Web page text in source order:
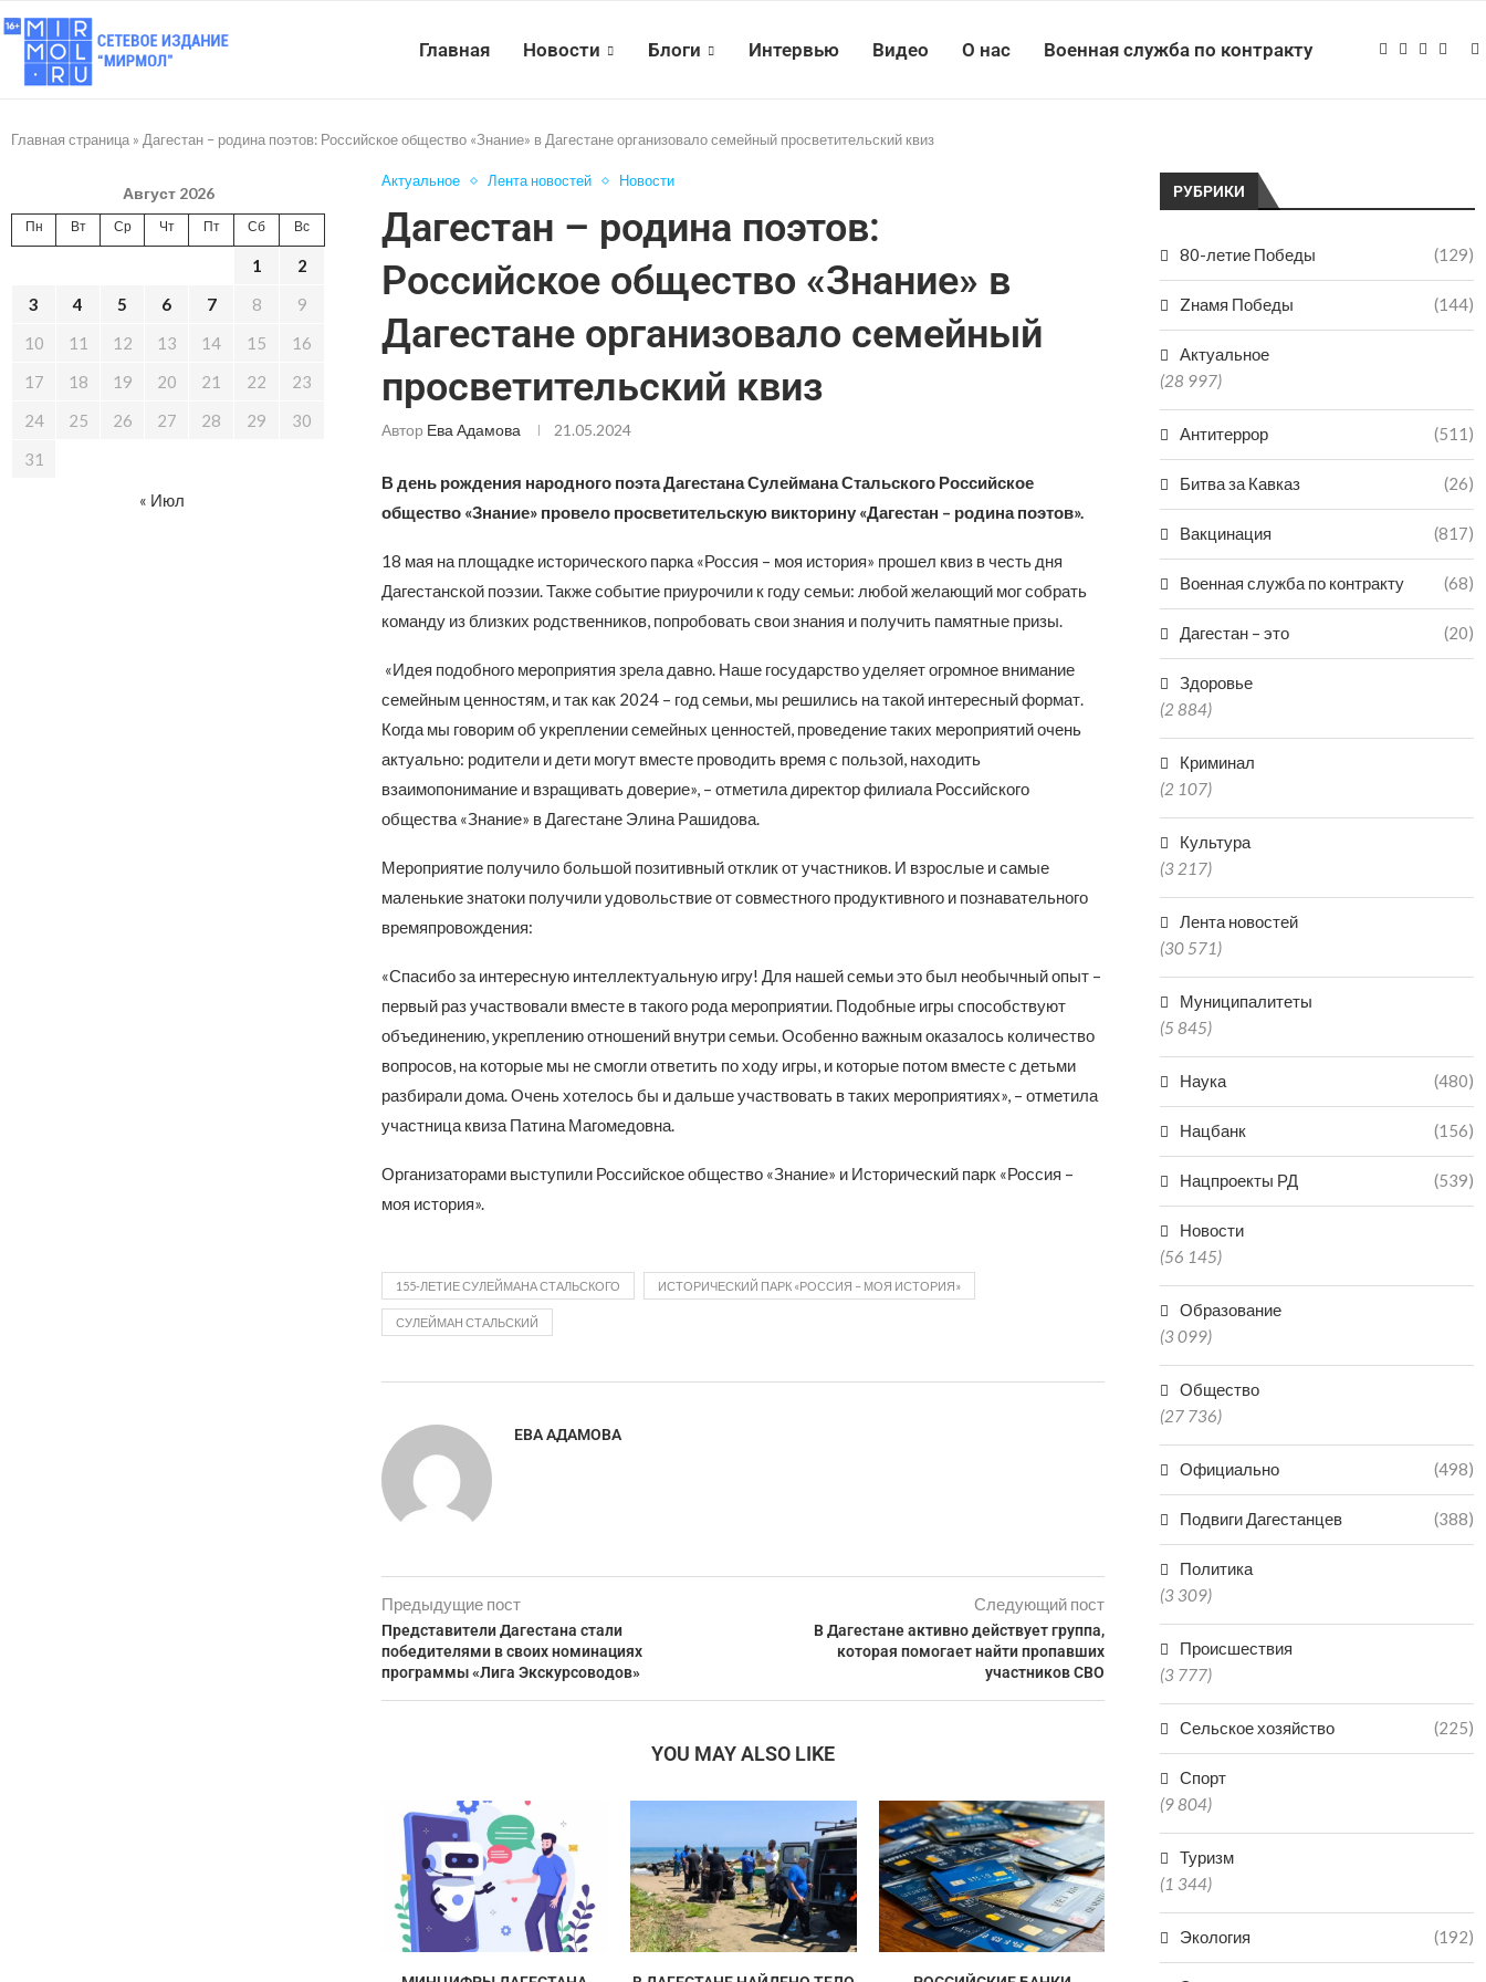
Главная Новости Блоги Интервью Видео О нас Военная служба по контракту
Главная страница » Дагестан – родина поэтов: Российское общество «Знание» в Дагестане организовало семейный просветительский квиз
Актуальное Лента новостей Новости
Дагестан – родина поэтов:
Российское общество «Знание» в
Дагестане организовало семейный
просветительский квиз
Автор Ева Адамова 21.05.2024
В день рождения народного поэта Дагестана Сулеймана Стальского Российское
общество «Знание» провело просветительскую викторину «Дагестан – родина поэтов».
18 мая на площадке исторического парка «Россия – моя история» прошел квиз в честь дня
Дагестанской поэзии. Также событие приурочили к году семьи: любой желающий мог собрать
команду из близких родственников, попробовать свои знания и получить памятные призы.
«Идея подобного мероприятия зрела давно. Наше государство уделяет огромное внимание
семейным ценностям, и так как 2024 – год семьи, мы решились на такой интересный формат.
Когда мы говорим об укреплении семейных ценностей, проведение таких мероприятий очень
актуально: родители и дети могут вместе проводить время с пользой, находить
взаимопонимание и взращивать доверие», – отметила директор филиала Российского
общества «Знание» в Дагестане Элина Рашидова.
Мероприятие получило большой позитивный отклик от участников. И взрослые и самые
маленькие знатоки получили удовольствие от совместного продуктивного и познавательного
времяпровождения:
«Спасибо за интересную интеллектуальную игру! Для нашей семьи это был необычный опыт –
первый раз участвовали вместе в такого рода мероприятии. Подобные игры способствуют
объединению, укреплению отношений внутри семьи. Особенно важным оказалось количество
вопросов, на которые мы не смогли ответить по ходу игры, и которые потом вместе с детьми
разбирали дома. Очень хотелось бы и дальше участвовать в таких мероприятиях», – отметила
участница квиза Патина Магомедовна.
Организаторами выступили Российское общество «Знание» и Исторический парк «Россия –
моя история».
155-ЛЕТИЕ СУЛЕЙМАНА СТАЛЬСКОГО ИСТОРИЧЕСКИЙ ПАРК «РОССИЯ – МОЯ ИСТОРИЯ»
СУЛЕЙМАН СТАЛЬСКИЙ
ЕВА АДАМОВА
Предыдущие пост
Представители Дагестана стали
победителями в своих номинациях
программы «Лига Экскурсоводов»
Следующий пост
В Дагестане активно действует группа,
которая помогает найти пропавших
участников СВО
YOU MAY ALSO LIKE
ЧИНОВНИК В ДАГЕСТАНЕ
ПОЛУЧИЛ 3,5 ГОДА КОЛОНИИ
ЗА...
07.08.2026
РУБРИКИ
80-летие Победы (129)
Zнамя Победы (144)
Актуальное
(28 997)
Антитеррор (511)
Битва за Кавказ (26)
Вакцинация (817)
Военная служба по контракту (68)
Дагестан – это (20)
Здоровье
(2 884)
Криминал
(2 107)
Культура
(3 217)
Лента новостей
(30 571)
Муниципалитеты
(5 845)
Наука (480)
Нацбанк (156)
Нацпроекты РД (539)
Новости
(56 145)
Образование
(3 099)
Общество
(27 736)
Официально (498)
Подвиги Дагестанцев (388)
Политика
(3 309)
Происшествия
(3 777)
Сельское хозяйство (225)
Спорт
(9 804)
Туризм
(1 344)
Экология (192)
Август 2026
Пн Вт Ср Чт Пт Сб Вс
1
2
3
4 5 6 7 8
9
10
11 12 13 14 15
16
17
18 19 20 21 22
23
24
25 26 27 28 29
30
31
« Июл